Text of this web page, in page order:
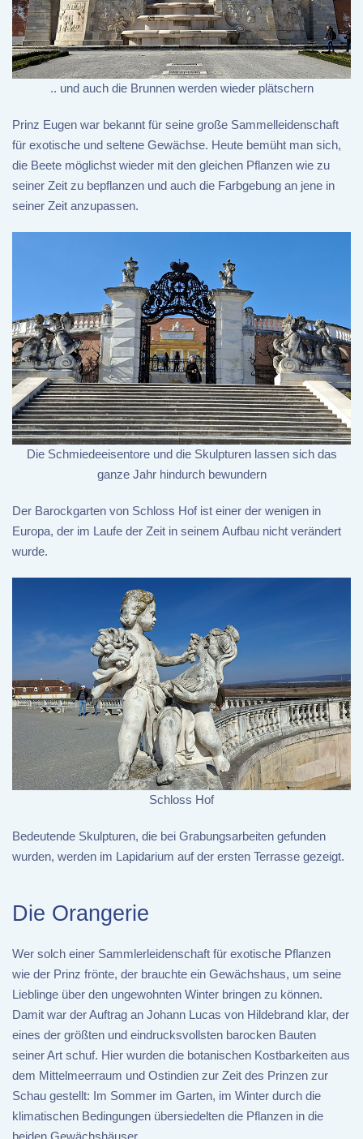
.. und auch die Brunnen werden wieder plätschern
Prinz Eugen war bekannt für seine große Sammelleidenschaft
für exotische und seltene Gewächse. Heute bemüht man sich,
die Beete möglichst wieder mit den gleichen Pflanzen wie zu
seiner Zeit zu bepflanzen und auch die Farbgebung an jene in
seiner Zeit anzupassen.
Die Schmiedeeisentore und die Skulpturen lassen sich das
ganze Jahr hindurch bewundern
Der Barockgarten von Schloss Hof ist einer der wenigen in
Europa, der im Laufe der Zeit in seinem Aufbau nicht verändert
wurde.
Schloss Hof
Bedeutende Skulpturen, die bei Grabungsarbeiten gefunden
wurden, werden im Lapidarium auf der ersten Terrasse gezeigt.
Die Orangerie
Wer solch einer Sammlerleidenschaft für exotische Pflanzen
wie der Prinz frönte, der brauchte ein Gewächshaus, um seine
Lieblinge über den ungewohnten Winter bringen zu können.
Damit war der Auftrag an Johann Lucas von Hildebrand klar, der
eines der größten und eindrucksvollsten barocken Bauten
seiner Art schuf. Hier wurden die botanischen Kostbarkeiten aus
dem Mittelmeerraum und Ostindien zur Zeit des Prinzen zur
Schau gestellt: Im Sommer im Garten, im Winter durch die
klimatischen Bedingungen übersiedelten die Pflanzen in die